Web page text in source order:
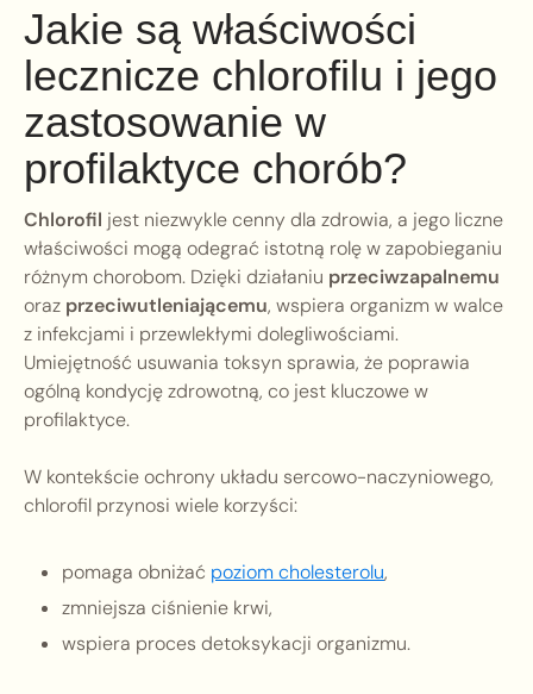
Jakie są właściwości
lecznicze chlorofilu i jego
zastosowanie w
profilaktyce chorób?
Chlorofil jest niezwykle cenny dla zdrowia, a jego liczne
właściwości mogą odegrać istotną rolę w zapobieganiu
różnym chorobom. Dzięki działaniu przeciwzapalnemu
oraz przeciwutleniającemu, wspiera organizm w walce
z infekcjami i przewlekłymi dolegliwościami.
Umiejętność usuwania toksyn sprawia, że poprawia
ogólną kondycję zdrowotną, co jest kluczowe w
profilaktyce.
W kontekście ochrony układu sercowo-naczyniowego,
chlorofil przynosi wiele korzyści:
pomaga obniżać poziom cholesterolu,
zmniejsza ciśnienie krwi,
wspiera proces detoksykacji organizmu.